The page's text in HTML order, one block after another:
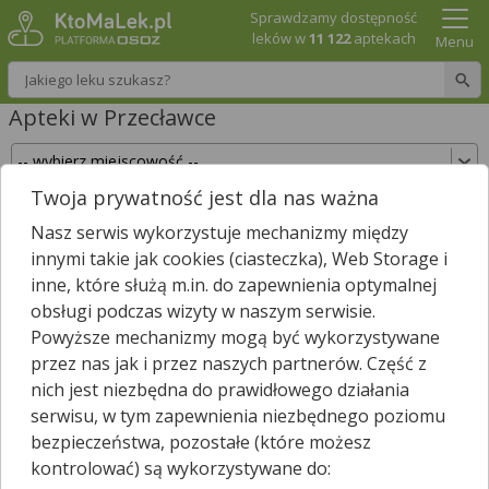
Wpisz nazwę leku
Sprawdzamy dostępność
leków w11 122aptekach Menu
Apteki w Przecławce
Sprawdź, które apteki w Przecławce posiadają
Twój lek i zarezerwuj go już teraz!
Wpisz nazwę leku
Wybierz typ aptek
Przecławcenie znaleźliśmy żadnej apteki. Najbliższa apteka
Twoja prywatność jest dla nas ważna
Nasz serwis wykorzystuje mechanizmy między
innymi takie jak cookies (ciasteczka), Web Storage i
inne, które służą m.in. do zapewnienia optymalnej
obsługi podczas wizyty w naszym serwisie.
Powyższe mechanizmy mogą być wykorzystywane
przez nas jak i przez naszych partnerów. Część z
nich jest niezbędna do prawidłowego działania
serwisu, w tym zapewnienia niezbędnego poziomu
bezpieczeństwa, pozostałe (które możesz
kontrolować) są wykorzystywane do: